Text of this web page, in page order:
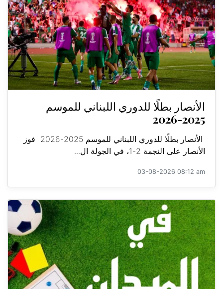
الأنصار بطلًا للدوري اللبناني للموسم
2025-2026
الأنصار بطلًا للدوري اللبناني للموسم 2025-2026 فوز
الأنصار على النجمة 2-1، في الجولة ال...
03-08-2026 08:12 am